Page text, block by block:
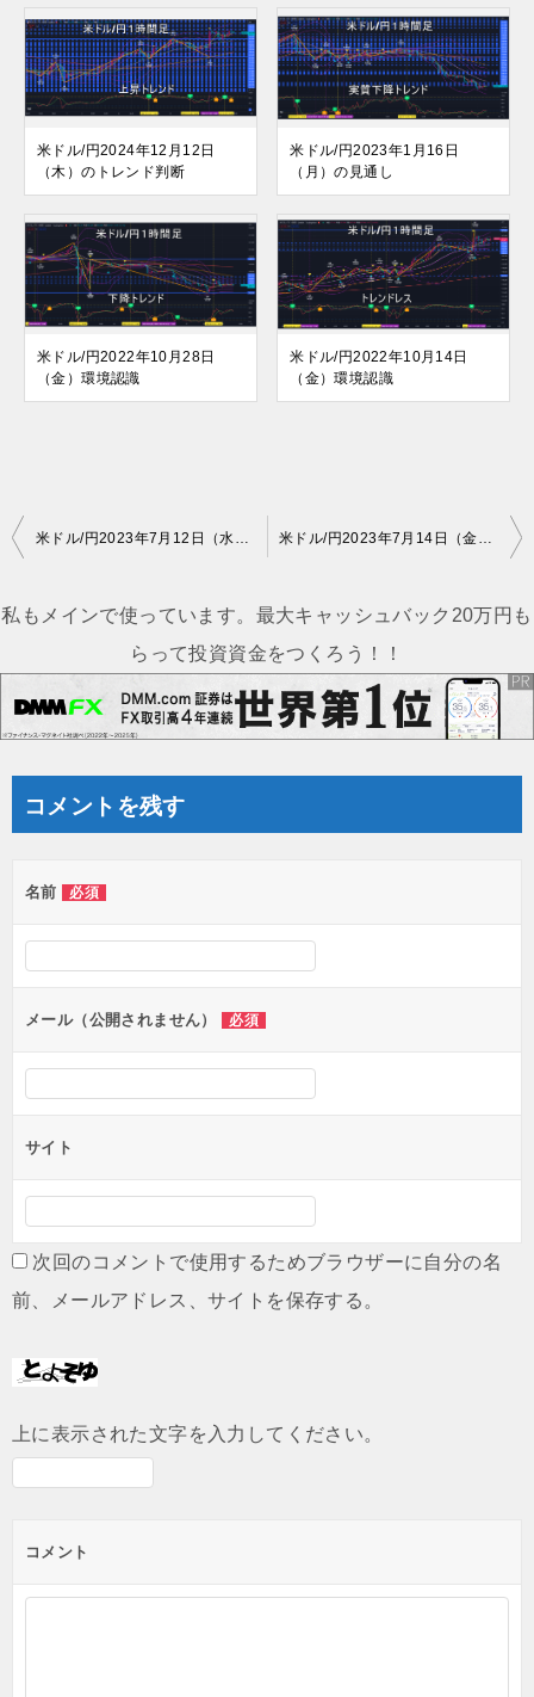
米ドル/円2024年12月12日
（木）のトレンド判断
米ドル/円2023年1月16日
（月）の見通し
米ドル/円2022年10月28日
（金）環境認識
米ドル/円2022年10月14日
（金）環境認識
投
ナ
ョ
ン
米ドル/円2023年7月12日（水）のトレンド判断 米ドル/円2023年7月14日（金）のトレンド判断
私もメインで使っています。最大キャッシュバック20万円も
らって投資資金をつくろう！！
コメントを残す
名前 必須
メール（公開されません） 必須
サイト
次回のコメントで使用するためブラウザーに自分の名
前、メールアドレス、サイトを保存する。
上に表示された文字を入力してください。
コメント